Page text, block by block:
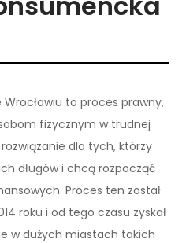
to proces prawny,
fizycznym w trudnej
dla tych, którzy
długów i chcą rozpocząć
Proces ten został
roku i od tego czasu zyskał
w dużych miastach takich